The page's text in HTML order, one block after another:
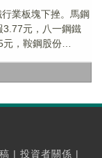
業板塊下挫。馬鋼
元，八一鋼鐵
，鞍鋼股份
| 投資者關係 |